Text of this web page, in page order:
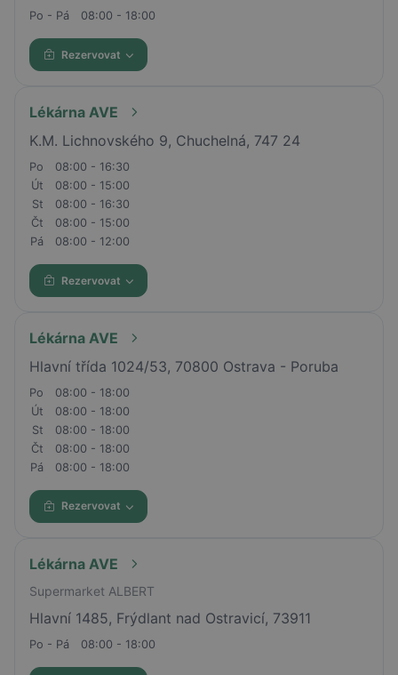
Po - Pá 08:00 - 18:00
Rezervovat
Lékárna AVE
K.M. Lichnovského 9, Chuchelná, 747 24
Po
08:00 - 16:30
Út
08:00 - 15:00
St
08:00 - 16:30
Čt
08:00 - 15:00
Pá
08:00 - 12:00
Rezervovat
Lékárna AVE
Hlavní třída 1024/53, 70800 Ostrava - Poruba
Po
08:00 - 18:00
Út
08:00 - 18:00
St
08:00 - 18:00
Čt
08:00 - 18:00
Pá
08:00 - 18:00
Rezervovat
Lékárna AVE
Supermarket ALBERT
Hlavní 1485, Frýdlant nad Ostravicí, 73911
Po - Pá 08:00 - 18:00